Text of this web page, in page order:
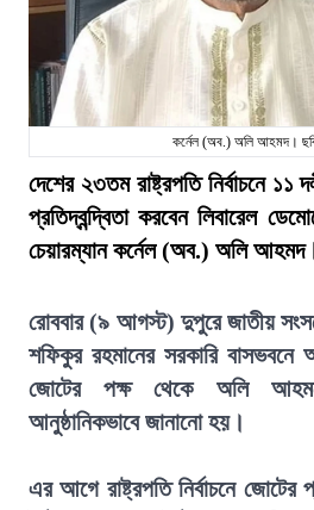
কর্নেল (অব.) অলি আহমদ।
দেশের ২৩তম রাষ্ট্রপতি নির্বাচনে ১১
প্রতিদ্বন্দ্বিতা করবেন লিবারেল
চেয়ারম্যান কর্নেল (অব.) অলি
রোববার (৯ আগস্ট) দুপুরে জাতীয়
শফিকুর রহমানের সরকারি বাসভবনে
জোটের পক্ষ থেকে অলি
আনুষ্ঠানিকভাবে জানানো হয়।
এর আগে রাষ্ট্রপতি নির্বাচনে জোটের